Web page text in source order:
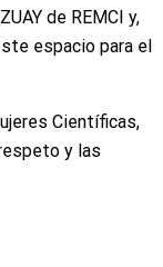
de REMCI y,
espacio para el
Científicas,
y las